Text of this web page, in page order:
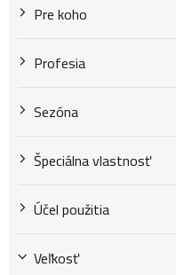
o
v
Pre koho
Profesia
Sezóna
Špeciálna vlastnosť
Účel použitia
Veľkosť